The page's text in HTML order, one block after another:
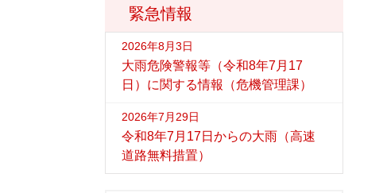
緊急情報
2026年8月3日
大雨危険警報等（令和8年7月17
日）に関する情報（危機管理課）
2026年7月29日
令和8年7月17日からの大雨（高速
道路無料措置）